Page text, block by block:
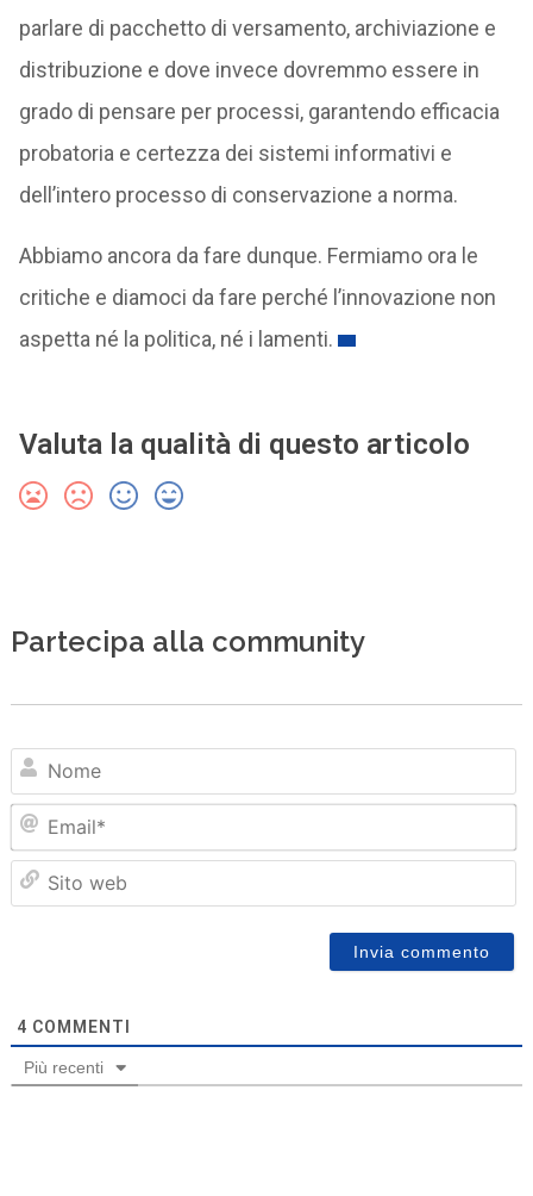
parlare di pacchetto di versamento, archiviazione e
distribuzione e dove invece dovremmo essere in
grado di pensare per processi, garantendo efficacia
probatoria e certezza dei sistemi informativi e
dell’intero processo di conservazione a norma.
Abbiamo ancora da fare dunque. Fermiamo ora le
critiche e diamoci da fare perché l’innovazione non
aspetta né la politica, né i lamenti.
Valuta la qualità di questo articolo
Partecipa alla community
4 COMMENTI
Più recenti